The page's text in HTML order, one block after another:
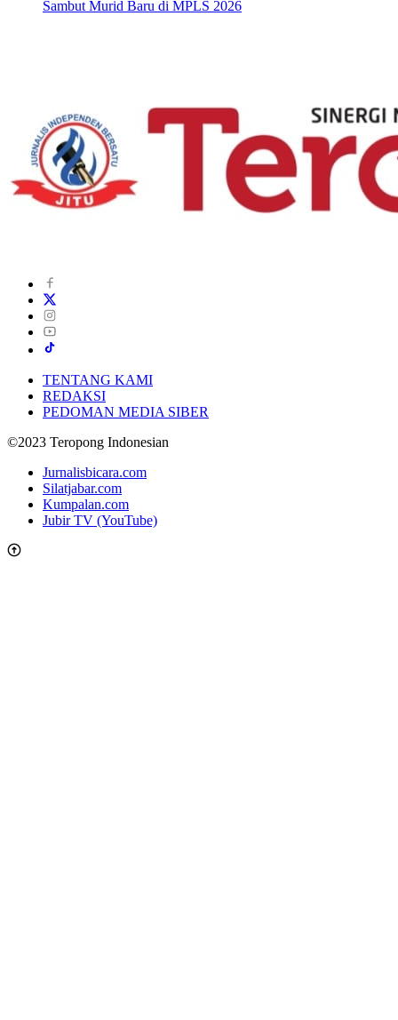
Sambut Murid Baru di MPLS 2026
TENTANG KAMI
REDAKSI
PEDOMAN MEDIA SIBER
©2023 Teropong Indonesian
Jurnalisbicara.com
Silatjabar.com
Kumpalan.com
Jubir TV (YouTube)